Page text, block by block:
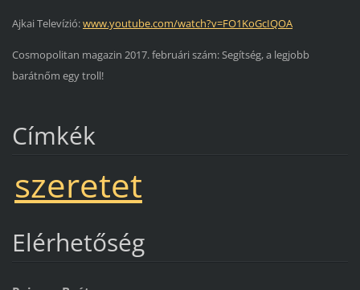
Ajkai Televízió:www.youtube.com/watch?v=FO1KoGcIQOA
Cosmopolitan magazin 2017. februári szám: Segítség, a legjobb
barátnőm egy troll!
Címkék
szeretet
Elérhetőség